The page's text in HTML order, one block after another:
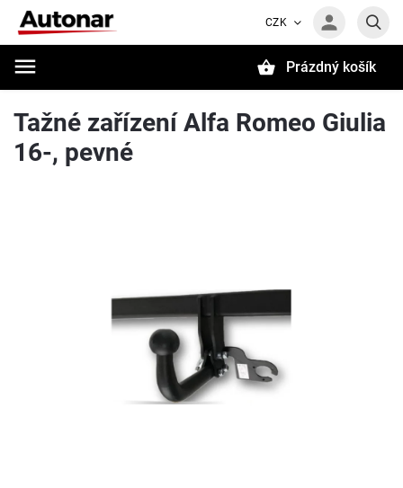
CZK
Prázdný košík
Tažné zařízení Alfa Romeo Giulia
16-, pevné